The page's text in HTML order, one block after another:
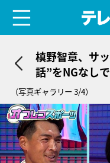
槙野智章、サ
話”をNGなし
金…罰金まで
（写真ギャラリー 3/4）